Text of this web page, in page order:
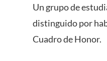
Un grupo de
distinguido por
Cuadro de Honor.